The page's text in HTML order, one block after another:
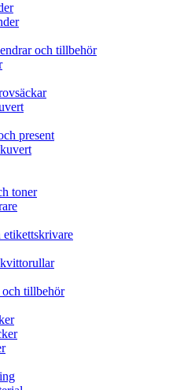
och tillbehör
present
toner
tillbehör